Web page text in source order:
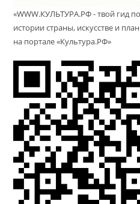
«WWW.КУЛЬТУРА.РФ - твой гид
истории страны, искусстве и
на портале «Культура.РФ»